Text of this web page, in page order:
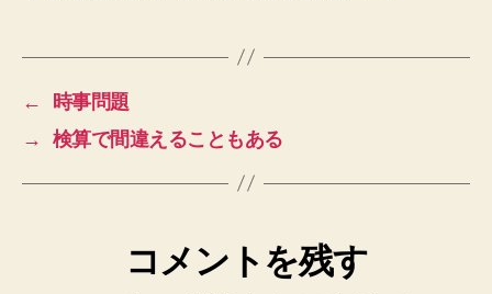
←
時事問題
→
検算で間違えることもある
コメントを残す